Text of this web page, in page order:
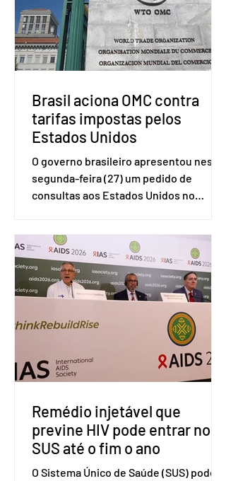
Brasil aciona OMC contra
tarifas impostas pelos
Estados Unidos
O governo brasileiro apresentou nesta
segunda-feira (27) um pedido de
consultas aos Estados Unidos no
(OMC), contestando duas medidas
tarifárias adotadas pelo país norte-
americano com base na Seção 301 da
Lei de Comércio de 1974. Segundo nota
divulgada pelo Ministério das Relações
Exteriores, o Brasil considera que as
incompatíveis com as obrigações
assumidas pelos Estados Unid
Remédio injetável que
previne HIV pode entrar no
SUS até o fim o ano
O Sistema Único de Saúde (SUS) pode